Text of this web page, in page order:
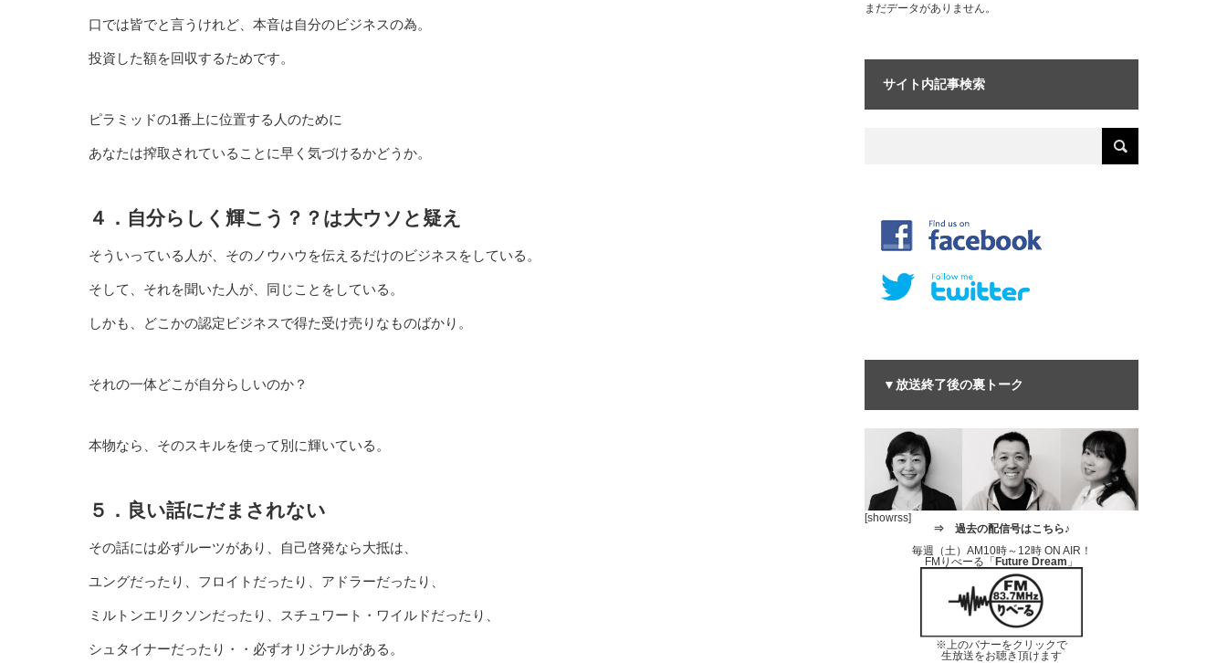
口では皆でと言うけれど、本音は自分のビジネスの為。
投資した額を回収するためです。
ピラミッドの1番上に位置する人のために
あなたは搾取されていることに早く気づけるかどうか。
４．自分らしく輝こう？？は大ウソと疑え
そういっている人が、そのノウハウを伝えるだけのビジネスをしている。
そして、それを聞いた人が、同じことをしている。
しかも、どこかの認定ビジネスで得た受け売りなものばかり。
それの一体どこが自分らしいのか？
本物なら、そのスキルを使って別に輝いている。
５．良い話にだまされない
その話には必ずルーツがあり、自己啓発なら大抵は、
ユングだったり、フロイトだったり、アドラーだったり、
ミルトンエリクソンだったり、スチュワート・ワイルドだったり、
シュタイナーだったり・・必ずオリジナルがある。
まだデータがありません。
サイト内記事検索
▼放送終了後の裏トーク
[showrss]
⇒ 過去の配信号はこちら♪
毎週（土）AM10時～12時 ON AIR！
FMりべーる「Future Dream 」
※上のバナーをクリックで
生放送をお聴き頂けます